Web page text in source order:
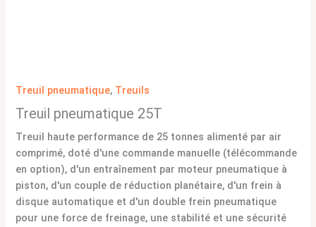
Treuil pneumatique, Treuils
Treuil pneumatique 25T
Treuil haute performance de 25 tonnes alimenté par air
comprimé, doté d'une commande manuelle (télécommande
en option), d'un entraînement par moteur pneumatique à
piston, d'un couple de réduction planétaire, d'un frein à
disque automatique et d'un double frein pneumatique
pour une force de freinage, une stabilité et une sécurité